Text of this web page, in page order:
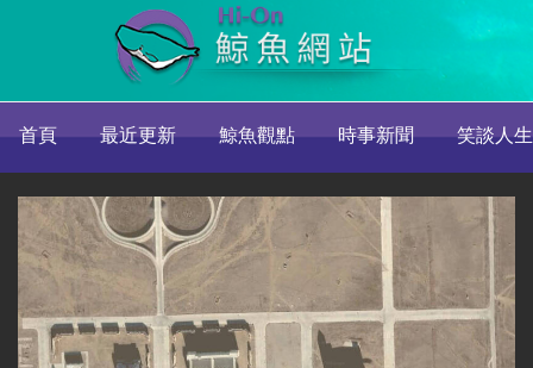
首頁 最近更新 鯨魚觀點 時事新聞 笑談人生